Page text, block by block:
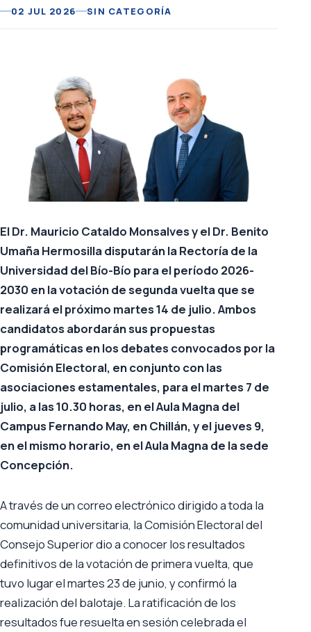
02 JUL 2026 SIN CATEGORÍA
El Dr. Mauricio Cataldo Monsalves y el Dr. Benito
Umaña Hermosilla disputarán la Rectoría de la
Universidad del Bío-Bío para el período 2026-
2030 en la votación de segunda vuelta que se
realizará el próximo martes 14 de julio. Ambos
candidatos abordarán sus propuestas
programáticas en los debates convocados por la
Comisión Electoral, en conjunto con las
asociaciones estamentales, para el martes 7 de
julio, a las 10.30 horas, en el Aula Magna del
Campus Fernando May, en Chillán, y el jueves 9,
en el mismo horario, en el Aula Magna de la sede
Concepción.
A través de un correo electrónico dirigido a toda la
comunidad universitaria, la Comisión Electoral del
Consejo Superior dio a conocer los resultados
definitivos de la votación de primera vuelta, que
tuvo lugar el martes 23 de junio, y confirmó la
realización del balotaje. La ratificación de los
resultados fue resuelta en sesión celebrada el